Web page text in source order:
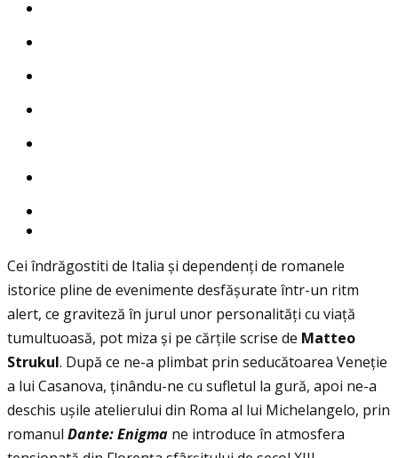
Cei îndrăgostiti de Italia și dependenţi de romanele
istorice pline de evenimente desfășurate într-un ritm
alert, ce graviteză în jurul unor personalităţi cu viaţă
tumultuoasă, pot miza și pe cărţile scrise de Matteo
Strukul. După ce ne-a plimbat prin seducătoarea Veneţie
a lui Casanova, ţinându-ne cu sufletul la gură, apoi ne-a
deschis ușile atelierului din Roma al lui Michelangelo, prin
romanul Dante: Enigma ne introduce în atmosfera